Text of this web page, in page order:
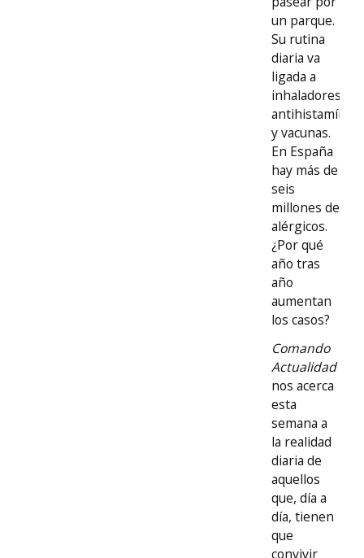
un parque.
Su rutina
diaria va
ligada a
inhaladores,
y vacunas.
En España
hay más de
seis
millones de
alérgicos.
¿Por qué
año tras
año
aumentan
los casos?
Comando
Actualidad
nos acerca
esta
semana a
la realidad
diaria de
aquellos
que, día a
día, tienen
que
convivir